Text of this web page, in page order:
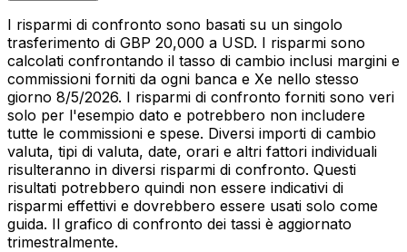
I risparmi di confronto sono basati su un singolo
trasferimento di GBP 20,000 a USD. I risparmi sono
calcolati confrontando il tasso di cambio inclusi margini e
commissioni forniti da ogni banca e Xe nello stesso
giorno 8/5/2026. I risparmi di confronto forniti sono veri
solo per l'esempio dato e potrebbero non includere
tutte le commissioni e spese. Diversi importi di cambio
valuta, tipi di valuta, date, orari e altri fattori individuali
risulteranno in diversi risparmi di confronto. Questi
risultati potrebbero quindi non essere indicativi di
risparmi effettivi e dovrebbero essere usati solo come
guida. Il grafico di confronto dei tassi è aggiornato
trimestralmente.